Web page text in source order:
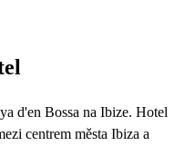
d'en Bossa na Ibize. Hotel
centrem města Ibiza a